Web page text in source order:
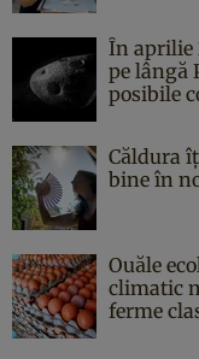
În aprilie
pe lângă
posibile
Căldura
bine în
Ouăle
climatic
ferme